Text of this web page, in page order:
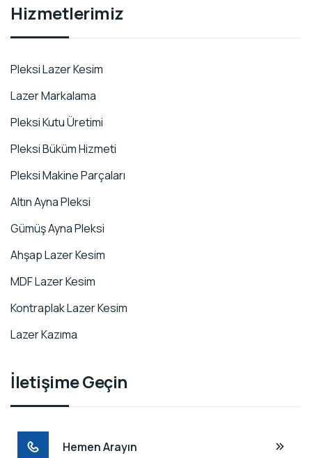
Hizmetlerimiz
Pleksi Lazer Kesim
Lazer Markalama
Pleksi Kutu Üretimi
Pleksi Büküm Hizmeti
Pleksi Makine Parçaları
Altın Ayna Pleksi
Gümüş Ayna Pleksi
Ahşap Lazer Kesim
MDF Lazer Kesim
Kontraplak Lazer Kesim
Lazer Kazıma
İletişime Geçin
Hemen Arayın